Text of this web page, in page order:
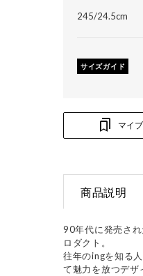
245/24.5cm
サイズガイド
マイ
商品説明
90年代に発売さ
ロダクト。
往年のingを知る
て魅力を放つデザ